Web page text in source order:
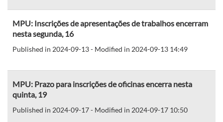
MPU: Inscrições de apresentações de trabalhos encerram
nesta segunda, 16
Published in 2024-09-13 - Modified in 2024-09-13 14:49
MPU: Prazo para inscrições de oficinas encerra nesta
quinta, 19
Published in 2024-09-17 - Modified in 2024-09-17 10:50